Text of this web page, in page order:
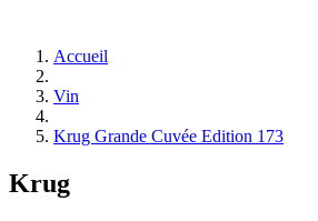
Accueil
Vin
Krug Grande Cuvée Edition 173
Krug